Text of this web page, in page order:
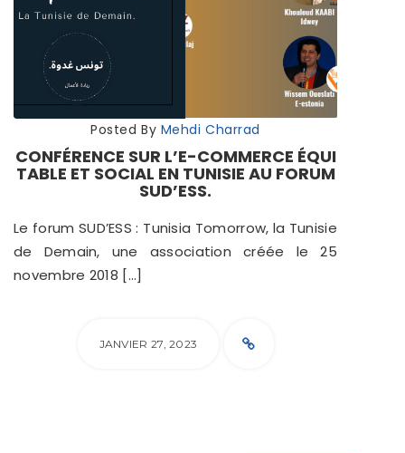
Posted By Mehdi Charrad
CONFÉRENCE SUR L’E-COMMERCE ÉQUI
TABLE ET SOCIAL EN TUNISIE AU FORUM
SUD’ESS.
Le forum SUD’ESS : Tunisia Tomorrow, la Tunisie
de Demain, une association créée le 25
novembre 2018 […]
JANVIER 27, 2023